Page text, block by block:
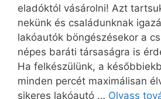
eladóktól vásárolni! Azt
nekünk és családunknak
lakóautók böngészésekor a
népes baráti társaságra is
Ha felkészülünk, a
minden percét maximálisan
sikeres lakóautó … Olvass